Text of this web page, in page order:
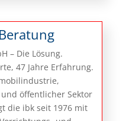
– Die Lösung.
47 Jahre Erfahrung.
öffentlicher Sektor
die ibk seit 1976 mit